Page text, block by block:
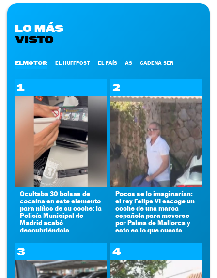
LO MÁS
VISTO
ELMOTOR EL HUFFPOST EL PAÍS AS CADENA SER
1
Ocultaba 30 bolsas de
cocaína en este elemento
para niños de su coche: la
Policía Municipal de
Madrid acabó
descubriéndola
2
Pocos se lo imaginarían:
el rey Felipe VI escoge un
coche de una marca
española para moverse
por Palma de Mallorca y
esto es lo que cuesta
3 4